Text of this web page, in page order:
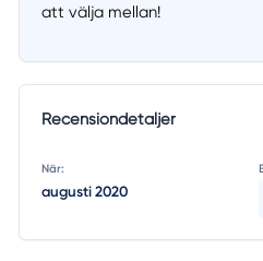
att välja mellan!
Recensiondetaljer
När:
augusti 2020